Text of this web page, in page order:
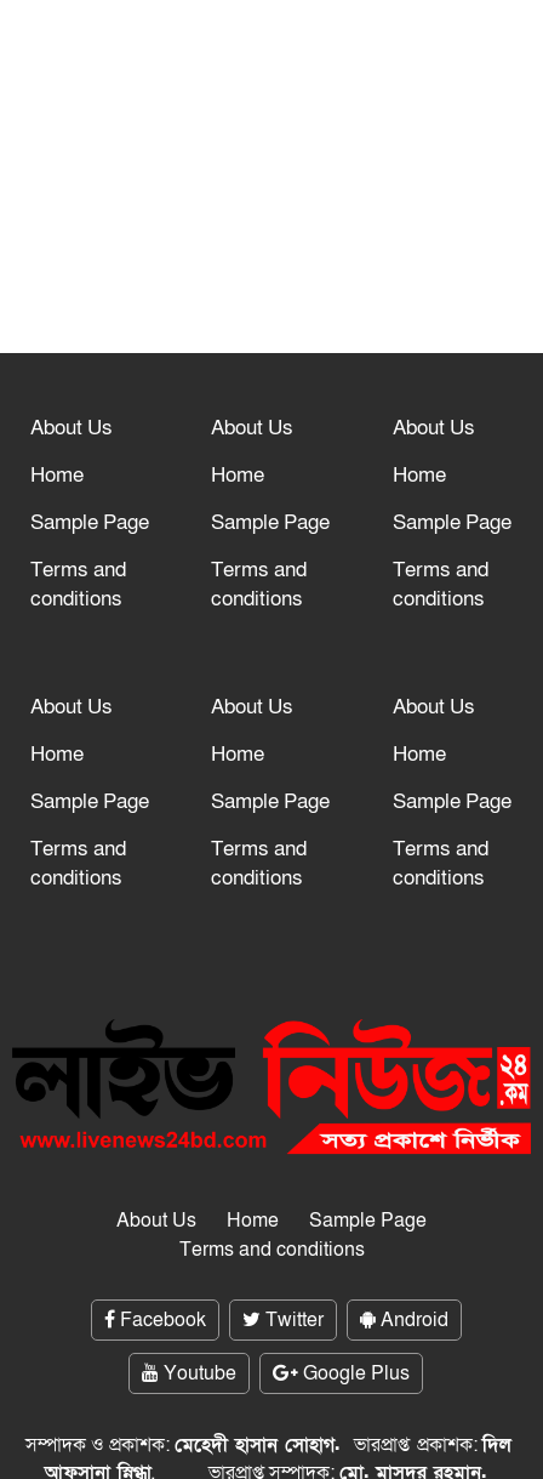
“অসহযোগ” আন্দোলনের হুমকি
দরজা খোলা রেখেছেন
About Us
Home
Sample Page
Terms and
conditions
About Us
Home
Sample Page
Terms and
conditions
About Us
Home
Sample Page
Terms and
conditions
About Us
Home
Sample Page
Terms and
conditions
About Us
Home
Sample Page
Terms and
conditions
About Us
Home
Sample Page
Terms and
conditions
About Us Home
Sample Page
Terms and conditions
Facebook Twitter
Android
Youtube
Google Plus
সম্পাদক ও প্রকাশক:মেহেদী হাসান সোহাগ.ভারপ্রাপ্ত প্রকাশক:দিল
আফসানা স্নিগ্ধা, ভারপ্রাপ্ত সম্পাদক:মো. মাসুদুর রহমান.